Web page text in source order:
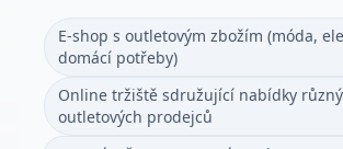
E-shop s outletovým zbožím (móda,
domácí potřeby)
Online tržiště sdružující nabídky
outletových prodejců